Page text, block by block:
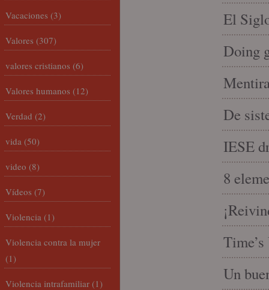
El
Doing
De
IESE
8
Un
Vacaciones (3)
Valores (307)
valores cristianos (6)
Valores humanos (12)
Verdad (2)
vida (50)
video (8)
Vídeos (7)
Violencia (1)
Violencia contra la mujer
(1)
Violencia intrafamiliar (1)